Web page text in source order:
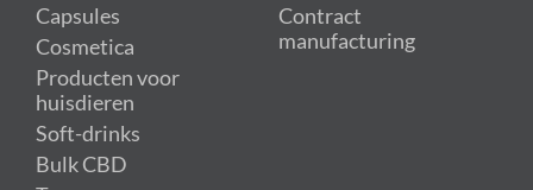
Capsules
Cosmetica
Producten voor
huisdieren
Soft-drinks
Bulk CBD
Contract
manufacturing